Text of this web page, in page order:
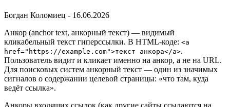
Богдан Коломиец - 16.06.2026
Анкор (anchor text, анкорный текст) — видимый
кликабельный текст гиперссылки. В HTML-коде: <a
href="https://example.com">текст анкора</a>.
Пользователь видит и кликает именно на анкор, а не на URL.
Для поисковых систем анкорный текст — один из значимых
сигналов о содержании целевой страницы: «что там, куда
ведёт ссылка».
Анкоры входящих ссылок (как другие сайты ссылаются на